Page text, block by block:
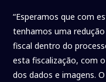
“Esperamos que com
tenhamos uma
fiscal dentro do
esta fiscalização, com
dos dados e imagens.